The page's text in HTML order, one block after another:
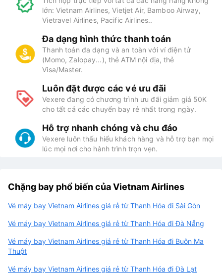
lớn: Vietnam Airlines, Vietjet Air, Bamboo Airway,
Vietravel Airlines, Pacific Airlines..
Đa dạng hình thức thanh toán
Thanh toán đa dạng và an toàn với ví điện tử
(Momo, Zalopay...), thẻ ATM nội địa, thẻ
Visa/Master.
Luôn đặt được các vé ưu đãi
Vexere đang có chương trình ưu đãi giảm giá 50K
cho tất cả các chuyến bay rẻ nhất trong ngày.
Hỗ trợ nhanh chóng và chu đáo
Vexere luôn thấu hiểu khách hàng và hỗ trợ bạn mọi
lúc mọi nơi cho hành trình trọn vẹn.
Chặng bay phổ biến của Vietnam Airlines
Vé máy bay Vietnam Airlines giá rẻ từ Thanh Hóa đi Sài Gòn
Vé máy bay Vietnam Airlines giá rẻ từ Thanh Hóa đi Đà Nẵng
Vé máy bay Vietnam Airlines giá rẻ từ Thanh Hóa đi Buôn Ma
Thuột
Vé máy bay Vietnam Airlines giá rẻ từ Thanh Hóa đi Đà Lạt